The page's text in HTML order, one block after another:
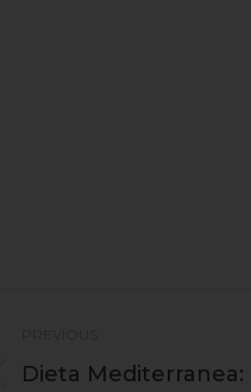
navigation
Dieta